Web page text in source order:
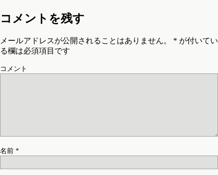
コメントを残す
メールアドレスが公開されることはありません。 * が付いてい
る欄は必須項目です
コメント
名前 *